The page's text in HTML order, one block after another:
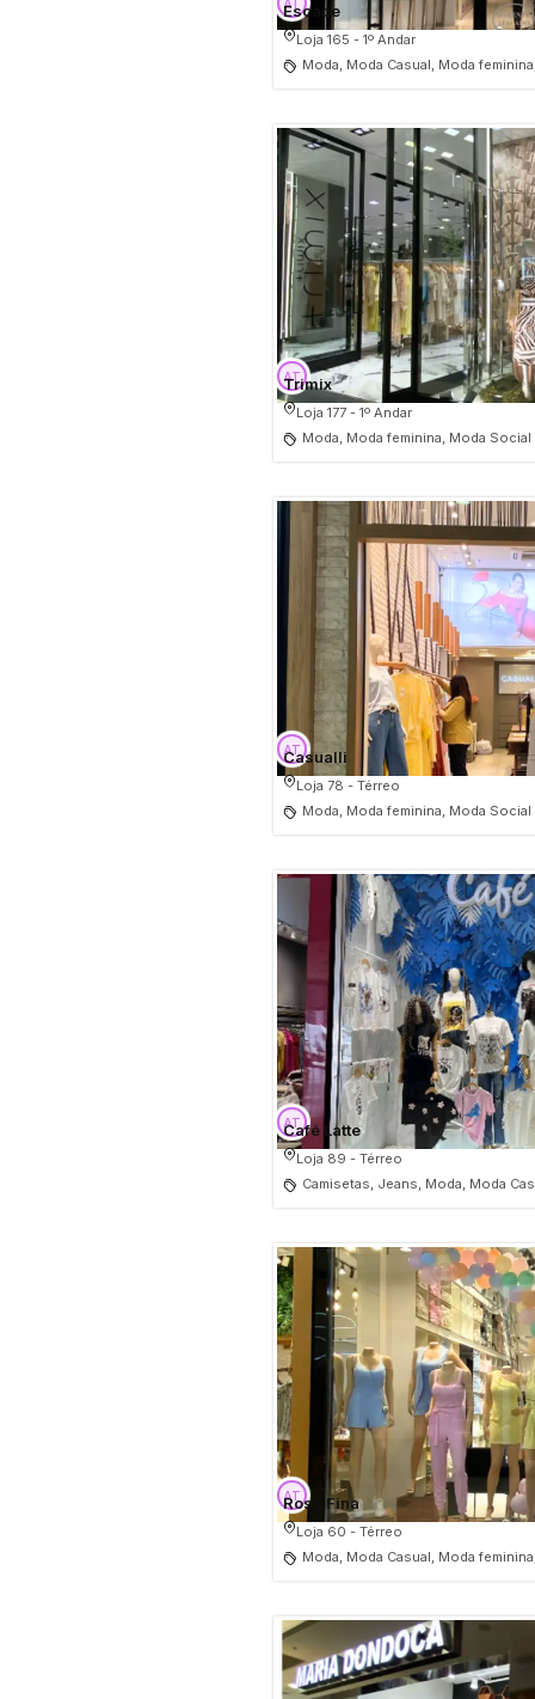
Escape
Loja 165 - 1º Andar
Moda, Moda Casual, Moda
Trimix
Loja 177 - 1º Andar
Moda, Moda feminina, Moda Social
Casualli
Loja 78 - Térreo
Moda, Moda feminina, Moda Social
Café Latte
Loja 89 - Térreo
Camisetas, Jeans, Moda, Moda
Rosa Fina
Loja 60 - Térreo
Moda, Moda Casual, Moda